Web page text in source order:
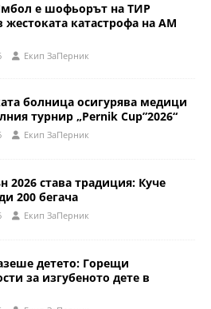
е шофьорът на ТИР
жестоката катастрофа на АМ
Eкип ЗаПерник
болница осигурява медици
турнир „Pernik Cup”2026“
Eкип ЗаПерник
2026 става традиция: Куче
200 бегача
Eкип ЗаПерник
детето: Горещи
за изгубеното дете в